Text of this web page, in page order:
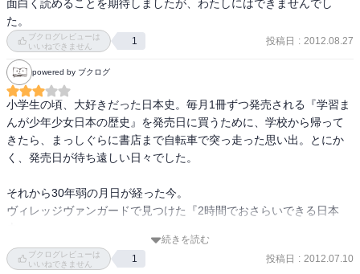
近代以降はかなり色濃く感じる。
歴史は一次資料を参照するのが大変なので、事実かどうかを確認す
るのが難しいのが厄介です。
面白く読めることを期待しましたが、わたしにはできませんでし
た。
ブクログレビューは
いいねできません
1 投稿日 : 2012.08.27
powered by ブクログ
小学生の頃、大好きだった日本史。毎月1冊ずつ発売される『学習ま
んが少年少女日本の歴史』を発売日に買うために、学校から帰って
きたら、まっしぐらに書店まで自転車で突っ走った思い出。とにか
く、発売日が待ち遠しい日々でした。
それから30年弱の月日が経った今。
ヴィレッジヴァンガードで見つけた『2時間でおさらいできる日本
昔の日本史好きの血が騒ぎ、・・・とは思いつつ、マンガでなく文
字という不安もありながら「2時間でおさらい」というコピーに惹か
続きを読む
ブクログレビューは
いいねできません
1 投稿日 : 2012.07.10